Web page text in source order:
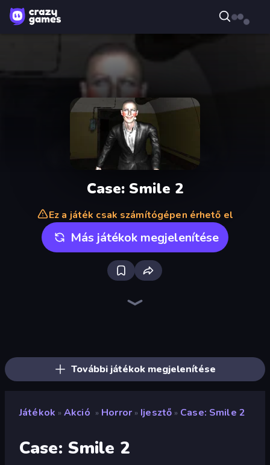
Case: Smile 2
Ez a játék csak számítógépen érhető el
Más játékok megjelenítése
További játékok megjelenítése
Játékok » Akció » Horror » Ijesztő » Case: Smile 2
Case: Smile 2